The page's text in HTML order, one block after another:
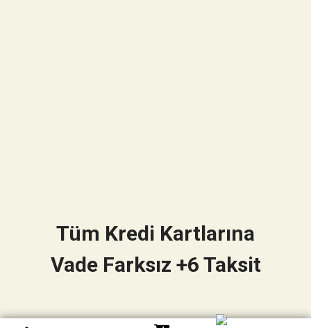
Tüm Kredi Kartlarına
Vade Farksız +6 Taksit